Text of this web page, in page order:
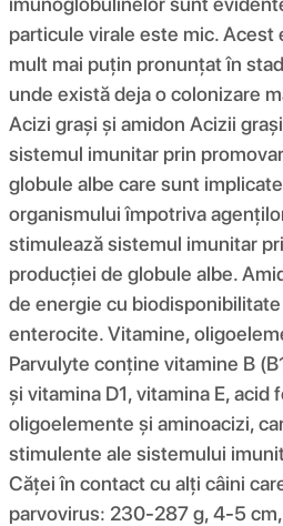
particule virale este mic.
mult mai puțin pronunțat în
unde există deja o colonizare
Acizi grași și amidon Acizii
sistemul imunitar prin
globule albe care sunt
organismului împotriva
stimulează sistemul imunitar
producției de globule albe.
de energie cu
enterocite. Vitamine,
Parvulyte conține vitamine B
și vitamina D1, vitamina E, acid
oligoelemente și aminoacizi,
stimulente ale sistemului
Căței în contact cu alți câini
parvovirus: 230-287 g, 4-5